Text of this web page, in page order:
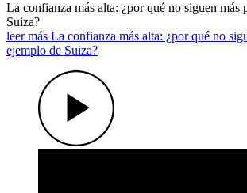
La confianza más alta: ¿por qué no siguen más
Suiza?
leer más La confianza más alta: ¿por qué no
ejemplo de Suiza?